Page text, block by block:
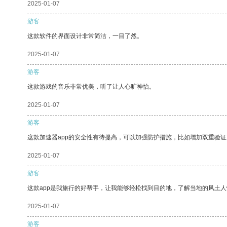
2025-01-07
游客
这款软件的界面设计非常简洁，一目了然。
2025-01-07
游客
这款游戏的音乐非常优美，听了让人心旷神怡。
2025-01-07
游客
这款加速器app的安全性有待提高，可以加强防护措施，比如增加双重验
2025-01-07
游客
这款app是我旅行的好帮手，让我能够轻松找到目的地，了解当地的风土
2025-01-07
游客